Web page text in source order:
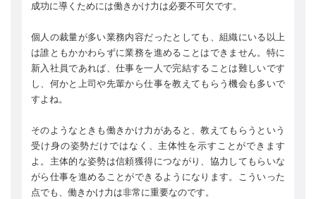
成功に導くためには働きかけ力は必要不可欠です。
個人の裁量が多い業務内容だったとしても、組織にいる以上
は誰ともかかわらずに業務を進めることはできません。特に
新入社員であれば、仕事を一人で完結することは難しいです
し、何かと上司や先輩から仕事を教えてもらう機会も多いで
すよね。
そのようなときも働きかけ力があると、教えてもらうという
受け身の姿勢だけではなく、主体性を示すことができます
よ。主体的な姿勢は信頼獲得につながり、協力してもらいな
がら仕事を進めることができるようになります。こういった
点でも、働きかけ力は非常に重要なのです。